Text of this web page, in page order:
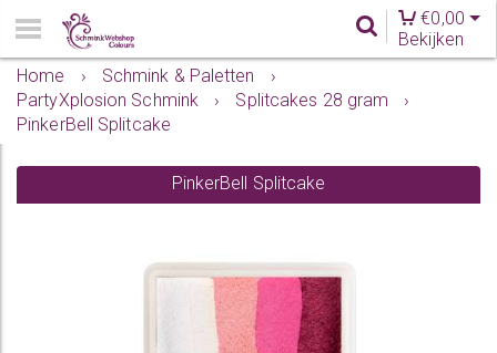
€0,00
Bekijken
Home
› Schmink & Paletten
›
PartyXplosion Schmink
› Splitcakes 28 gram
›
PinkerBell Splitcake
PinkerBell Splitcake